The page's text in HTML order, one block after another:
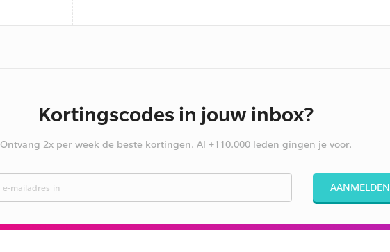
Kortingscodes in jouw inbox?
Ontvang 2x per week de beste kortingen. Al +110.000 leden gingen je voor.
AANMELDEN